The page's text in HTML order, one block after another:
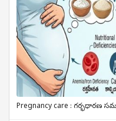
Pregnancy care : గర్భధారణ